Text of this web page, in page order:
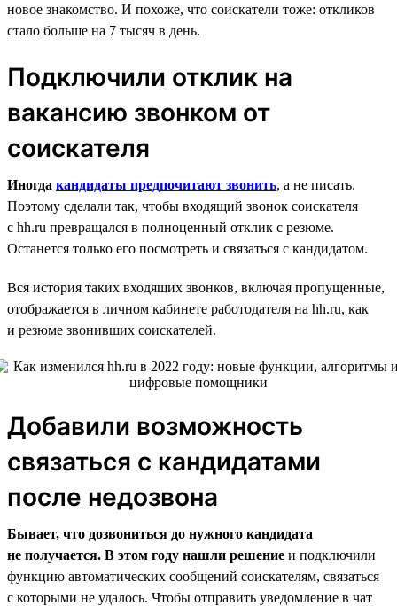
новое знакомство. И похоже, что соискатели тоже: откликов
стало больше на 7 тысяч в день.
Подключили отклик на
вакансию звонком от
соискателя
Иногда кандидаты предпочитают звонить, а не писать.
Поэтому сделали так, чтобы входящий звонок соискателя
с hh.ru превращался в полноценный отклик с резюме.
Останется только его посмотреть и связаться с кандидатом.
Вся история таких входящих звонков, включая пропущенные,
отображается в личном кабинете работодателя на hh.ru, как
и резюме звонивших соискателей.
Добавили возможность
связаться с кандидатами
после недозвона
Бывает, что дозвониться до нужного кандидата
не получается. В этом году нашли решение и подключили
функцию автоматических сообщений соискателям, связаться
с которыми не удалось. Чтобы отправить уведомление в чат